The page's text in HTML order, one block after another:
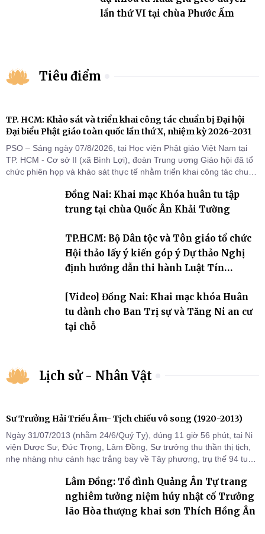
lần thứ VI tại chùa Phước Ấm
Tiêu điểm
TP. HCM: Khảo sát và triển khai công tác chuẩn bị Đại hội
Đại biểu Phật giáo toàn quốc lần thứ X, nhiệm kỳ 2026-2031
PSO – Sáng ngày 07/8/2026, tại Học viện Phật giáo Việt Nam tại
TP. HCM - Cơ sở II (xã Bình Lợi), đoàn Trung ương Giáo hội đã tổ
chức phiên họp và khảo sát thực tế nhằm triển khai công tác chuẩn
Đồng Nai: Khai mạc Khóa huân tu tập
trung tại chùa Quốc Ân Khải Tường
TP.HCM: Bộ Dân tộc và Tôn giáo tổ chức
Hội thảo lấy ý kiến góp ý Dự thảo Nghị
định hướng dẫn thi hành Luật Tín
[Video] Đồng Nai: Khai mạc khóa Huân
tu dành cho Ban Trị sự và Tăng Ni an cư
tại chỗ
Lịch sử - Nhân Vật
Sư Trưởng Hải Triều Âm- Tịch chiếu vô song (1920-2013)
Ngày 31/07/2013 (nhằm 24/6/Quý Tỵ), đúng 11 giờ 56 phút, tại Ni
viện Dược Sư, Đức Trọng, Lâm Đồng, Sư trưởng thu thần thị tịch,
nhẹ nhàng như cánh hạc trắng bay về Tây phương, trụ thế 94 tuổi
Lâm Đồng: Tổ đình Quảng Ân Tự trang
nghiêm tưởng niệm húy nhật cố Trưởng
lão Hòa thượng khai sơn Thích Hồng Ân